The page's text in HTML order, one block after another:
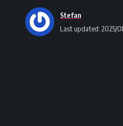
Last updated: 2025/
Stefan